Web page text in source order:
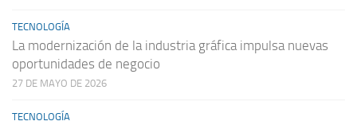
TECNOLOGÍA
La modernización de la industria gráfica impulsa nuevas
oportunidades de negocio
27 DE MAYO DE 2026
TECNOLOGÍA